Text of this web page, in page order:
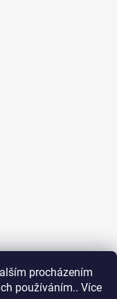
procházením
používáním.. Více